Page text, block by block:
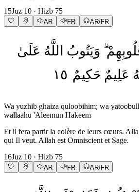
15Juz 10 · Hizb 75
AR FR AR/FR
وَيَتُوبُ اللَّهُ عَلَىٰ
عَلِيمٌ حَكِيمٌ ١٥
Wa yuzhib ghaiza quloobihim; wa
wallaahu 'Aleemun Hakeem
Et il fera partir la colère de leurs cœurs.
qui Il veut. Allah est Omniscient et Sage.
16Juz 10 · Hizb 75
AR FR AR/FR